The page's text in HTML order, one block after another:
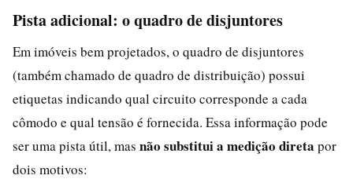
Pista adicional: o quadro de disjuntores
Em imóveis bem projetados, o quadro de disjuntores
(também chamado de quadro de distribuição) possui
etiquetas indicando qual circuito corresponde a cada
cômodo e qual tensão é fornecida. Essa informação pode
ser uma pista útil, mas não substitui a medição direta por
dois motivos: